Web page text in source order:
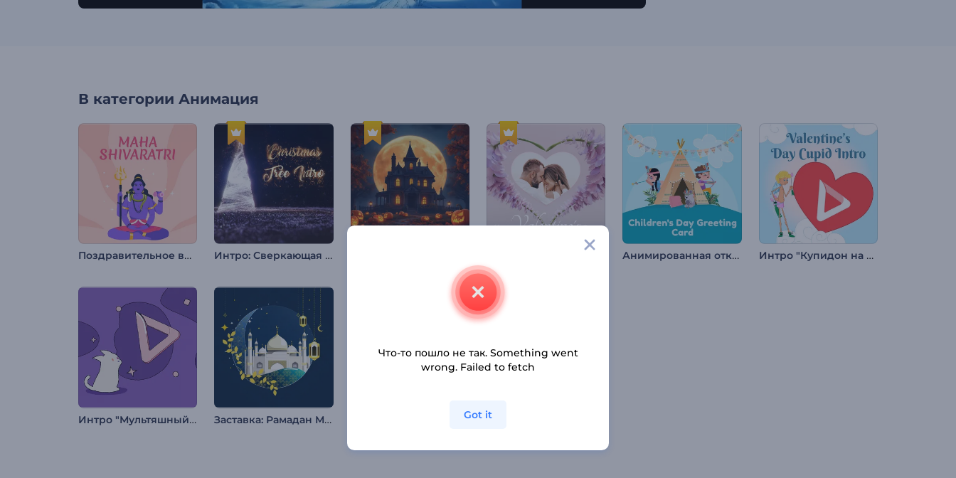
В категории Анимация
Поздравительное видео на Маха Шивратри Интро: Сверкающая новогодняя елка Анимированная открытка ко Дню детей Интро "Купидон на День святого Валентина"
Интро "Мультяшный котенок" Заставка: Рамадан Мубарак
Что-то пошло не так. Something went
wrong. Failed to fetch
Got it